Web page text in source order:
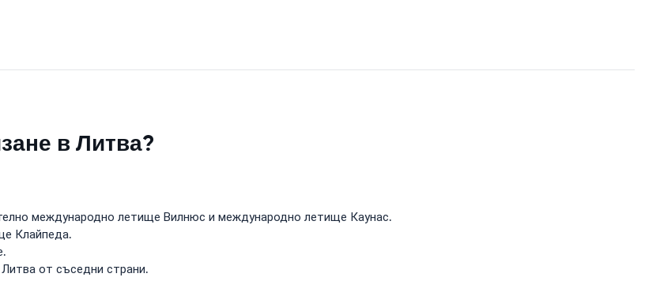
в Литва?
международно летище Вилнюс и международно летище Каунас.
Клайпеда.
от съседни страни.